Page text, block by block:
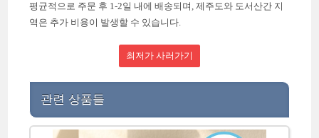
평균적으로 주문 후 1-2일 내에 배송되며, 제주도와 도서산간 지
역은 추가 비용이 발생할 수 있습니다.
최저가 사러가기
관련 상품들